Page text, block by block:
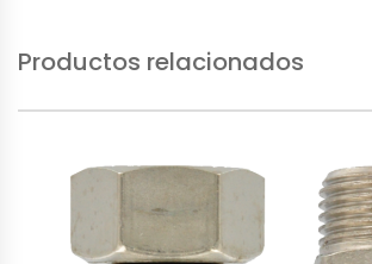
Productos relacionados